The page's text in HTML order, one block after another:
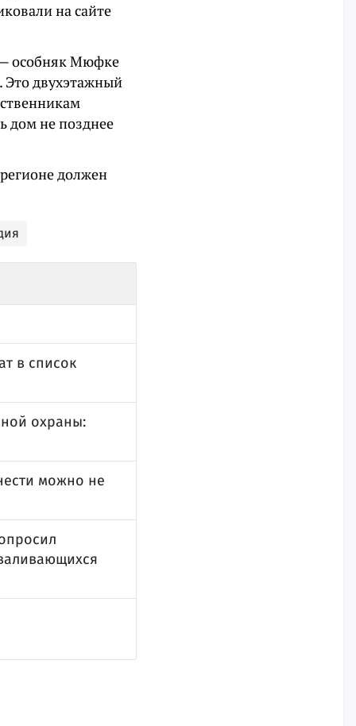
на сайте
— особняк Мюфке
Это двухэтажный
дом не позднее
должен
в список
охраны:
можно не